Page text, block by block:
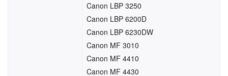
Canon LBP 3250
Canon LBP 6200D
Canon LBP 6230DW
Canon MF 3010
Canon MF 4410
Canon MF 4430